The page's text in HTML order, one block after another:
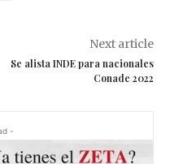
Next article
Se alista INDE para nacionales
Conade 2022
-